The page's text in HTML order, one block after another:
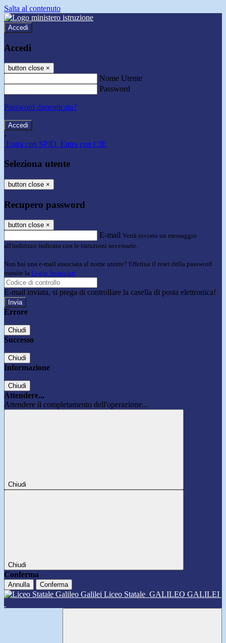
Salta al contenuto
Accedi
Accedi
button close ×
Nome Utente
Password
Password dimenticata?
-
Entra con SPID Entra con CIE
Seleziona utente
button close ×
Recupero password
button close ×
E-mail Verrà inviato un messaggio
all'indirizzo indicato con le istruzioni necessarie.
Non hai una e-mail associata al nome utente? Effettua il reset della password
tramite la Login Spaggiari
E-mail inviata, si prega di controllare la casella di posta elettronica!
Errore
Chiudi
Successo
Chiudi
Informazione
Chiudi
Attendere...
Attendere il completamento dell'operazione...
Chiudi
Chiudi
Conferma
Annulla Conferma
Liceo Statale GALILEO GALILEI